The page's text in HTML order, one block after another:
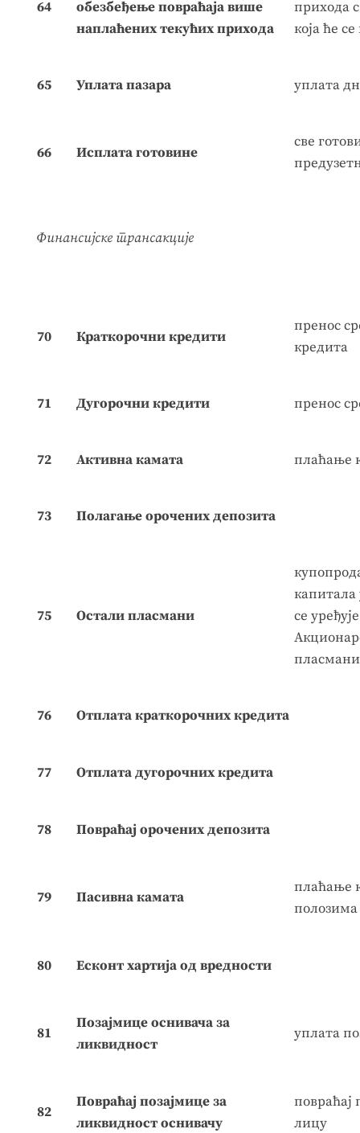
64
обезбеђење повраћаја више
наплаћених текућих прихода
прихода
која ће
65 Уплата пазара уплата
66 Исплата готовине
све
Финансијске трансакције
70 Краткорочни кредити
пренос
кредита
71 Дугорочни кредити пренос
72 Активна камата плаћање
73 Полагање орочених депозита
75 Остали пласмани
капитала
се
пласмани
76 Отплата краткорочних кредита
77 Отплата дугорочних кредита
78 Повраћај орочених депозита
79 Пасивна камата
плаћање
полозима
80 Есконт хартија од вредности
81
Позајмице оснивача за
ликвидност
уплата
82
Повраћај позајмице за
ликвидност оснивачу
повраћај
лицу